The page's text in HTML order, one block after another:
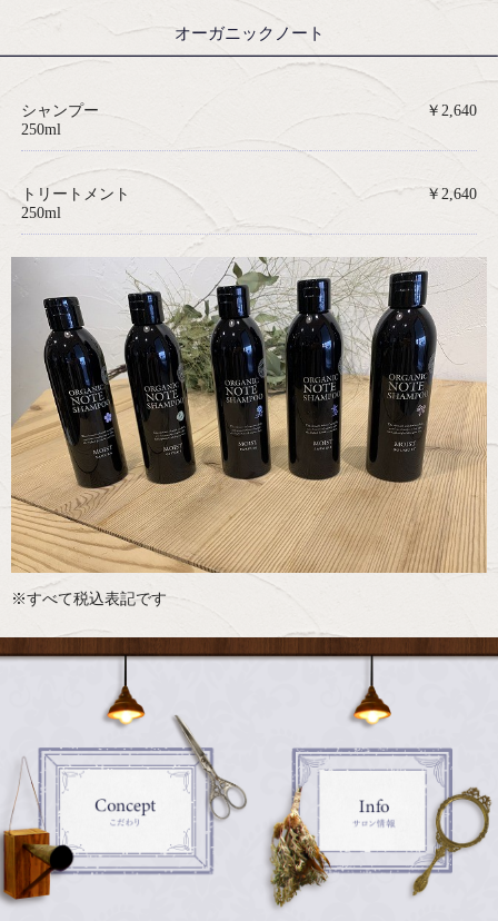
オーガニックノート
シャンプー
250ml
￥2,640
トリートメント
250ml
￥2,640
※すべて税込表記です